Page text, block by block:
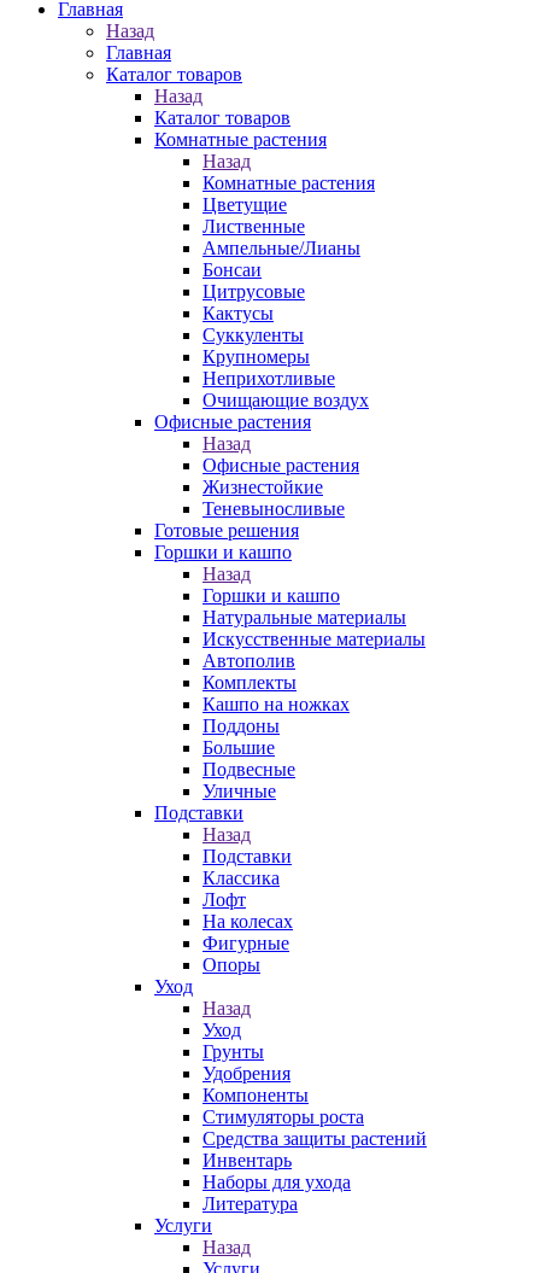
Главная
Назад
Главная
Каталог товаров
Назад
Каталог товаров
Комнатные растения
Назад
Комнатные растения
Цветущие
Лиственные
Ампельные/Лианы
Бонсаи
Цитрусовые
Кактусы
Суккуленты
Крупномеры
Неприхотливые
Очищающие воздух
Офисные растения
Назад
Офисные растения
Жизнестойкие
Теневыносливые
Готовые решения
Горшки и кашпо
Назад
Горшки и кашпо
Натуральные материалы
Искусственные материалы
Автополив
Комплекты
Кашпо на ножках
Поддоны
Большие
Подвесные
Уличные
Подставки
Назад
Подставки
Классика
Лофт
На колесах
Фигурные
Опоры
Уход
Назад
Уход
Грунты
Удобрения
Компоненты
Стимуляторы роста
Средства защиты растений
Инвентарь
Наборы для ухода
Литература
Услуги
Назад
Услуги